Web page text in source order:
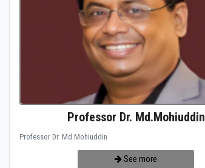
Professor Dr. Md.Mohiuddin
Professor Dr. Md.Mohiuddin
See more